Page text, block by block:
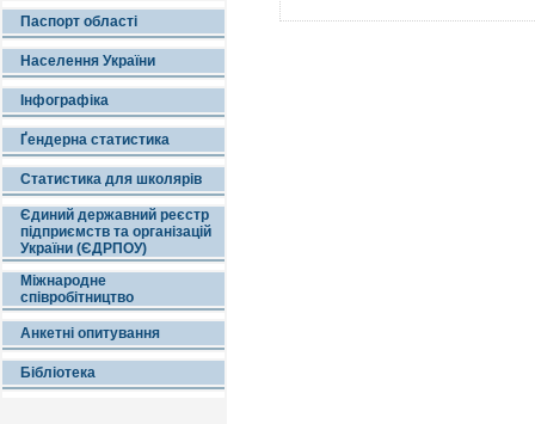
Паспорт області
Населення України
Інфографіка
Ґендерна статистика
Статистика для школярів
Єдиний державний реєстр
підприємств та організацій
України (ЄДРПОУ)
Міжнародне
співробітництво
Анкетні опитування
Бібліотека